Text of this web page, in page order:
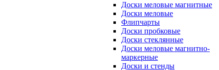
Доски меловые магнитные
Доски меловые
Флипчарты
Доски пробковые
Доски стеклянные
Доски меловые магнитно-
маркерные
Доски и стенды